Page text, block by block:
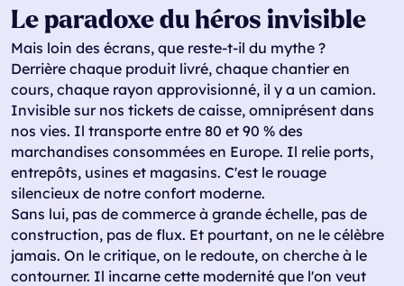
Le paradoxe du héros invisible
Mais loin des écrans, que reste-t-il du mythe ?
Derrière chaque produit livré, chaque chantier en
cours, chaque rayon approvisionné, il y a un camion.
Invisible sur nos tickets de caisse, omniprésent dans
nos vies. Il transporte entre 80 et 90 % des
marchandises consommées en Europe. Il relie ports,
entrepôts, usines et magasins. C'est le rouage
silencieux de notre confort moderne.
Sans lui, pas de commerce à grande échelle, pas de
construction, pas de flux. Et pourtant, on ne le célèbre
jamais. On le critique, on le redoute, on cherche à le
contourner. Il incarne cette modernité que l'on veut